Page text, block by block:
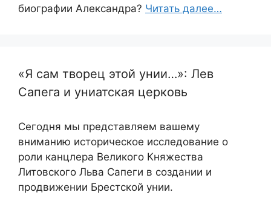
биографии Александра? Читать далее…
«Я сам творец этой унии…»: Лев
Сапега и униатская церковь
Сегодня мы представляем вашему
вниманию историческое исследование о
роли канцлера Великого Княжества
Литовского Льва Сапеги в создании и
продвижении Брестской унии.